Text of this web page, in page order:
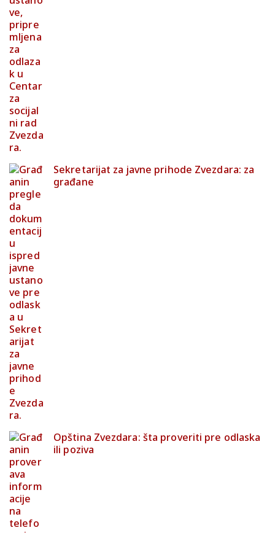
Sekretarijat za javne prihode Zvezdara: za
građane
Opština Zvezdara: šta proveriti pre odlaska
ili poziva